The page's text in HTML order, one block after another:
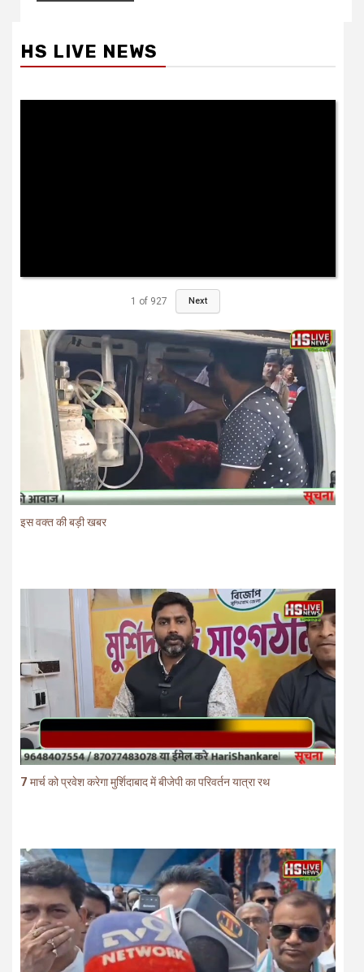
HS LIVE NEWS
1 of 927 Next
इस वक्त की बड़ी खबर
7 मार्च को प्रवेश करेगा मुर्शिदाबाद में बीजेपी का परिवर्तन यात्रा रथ